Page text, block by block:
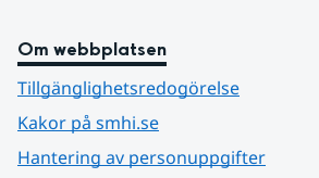
Om webbplatsen
Tillgänglighetsredogörelse
Kakor på smhi.se
Hantering av personuppgifter